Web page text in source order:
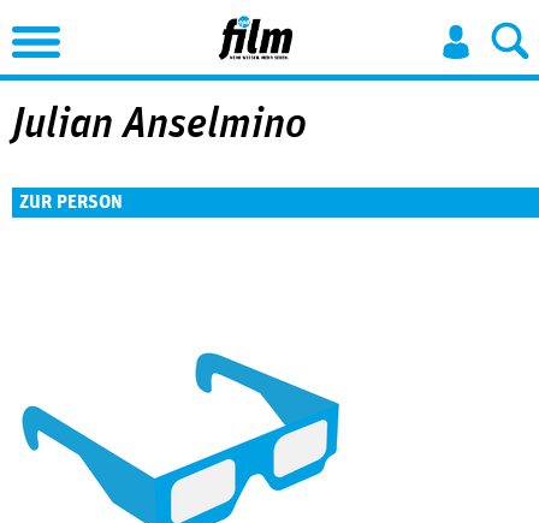
Jump to Navigation
Julian Anselmino
ZUR PERSON